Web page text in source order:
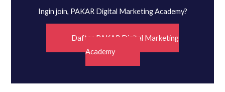
Ingin join, PAKAR Digital Marketing Academy?
Daftar PAKAR Digital Marketing
Academy